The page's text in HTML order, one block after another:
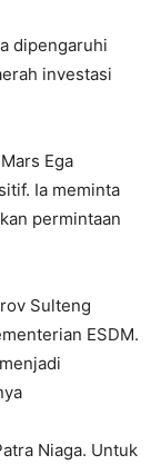
dipengaruhi
investasi
Ega
Ia meminta
permintaan
Sulteng
ESDM.
Niaga. Untuk